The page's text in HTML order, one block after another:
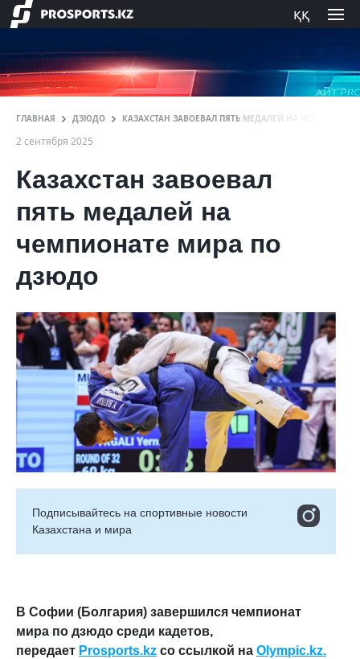
ққ
ГЛАВНАЯ ДЗЮДО КАЗАХСТАН ЗАВОЕВАЛ ПЯТЬ МЕДАЛЕЙ НА
2 сентября 2025
Казахстан завоевал
пять медалей на
чемпионате мира по
дзюдо
Подписывайтесь на cпортивные новости
Казахстана и мира
В Софии (Болгария) завершился чемпионат
мира по дзюдо среди кадетов,
передает Prosports.kz со ссылкой на Olympic.kz.